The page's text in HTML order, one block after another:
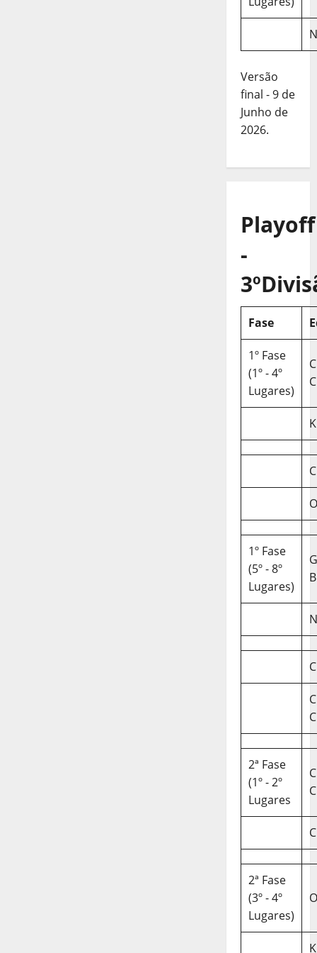
Versão
final - 9 de
Junho de
2026.
Playoff
-
Fase
1º Fase
(1º - 4º
Lugares)
C
1º Fase
(5º - 8º
Lugares)
B
C
2ª Fase
(1º - 2º
Lugares
C
2ª Fase
(3º - 4º
Lugares)